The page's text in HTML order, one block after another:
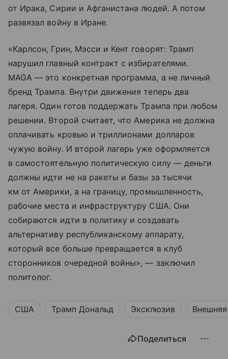
от Ирака, Сирии и Афганистана людей. А потом
развязал войну в Иране.
«Карлсон, Грин, Мэсси и Кент говорят: Трамп
нарушил главный контракт с избирателями.
MAGA — это конкретная программа, а не личный
бренд Трампа. Внутри движения теперь два
лагеря. Один готов поддержать Трампа при любом
решении. Второй считает, что Америка не должна
оплачивать кровью и триллионами долларов
чужую войну. И второй лагерь уже оформляется
в самостоятельную политическую силу — деньги
должны идти не на ракеты и базы за тысячи
км от Америки, а на границу, промышленность,
рабочие места и инфраструктуру США. Они
собираются идти в политику и создавать
альтернативу республиканскому аппарату,
который все больше превращается в клуб
сторонников очередной войны», — заключил
политолог.
США Трамп Дональд Эксклюзив
Поделиться